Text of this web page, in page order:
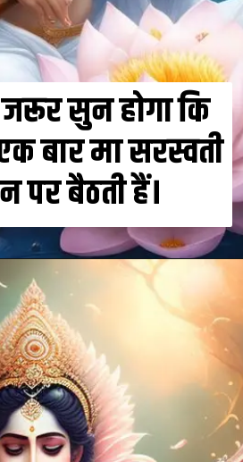
सुन होगा कि
बार मा सरस्वती
पर बैठती हैं।